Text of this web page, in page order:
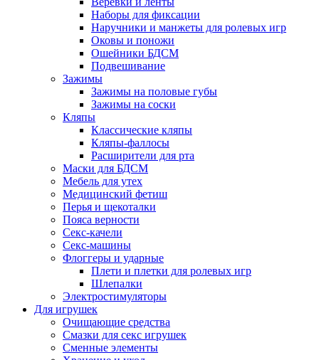
Наборы для фиксации
Наручники и манжеты для ролевых игр
Оковы и поножи
Ошейники БДСМ
Подвешивание
Зажимы
Зажимы на половые губы
Зажимы на соски
Кляпы
Классические кляпы
Кляпы-фаллосы
Расширители для рта
Маски для БДСМ
Мебель для утех
Медицинский фетиш
Перья и щекоталки
Пояса верности
Секс-качели
Секс-машины
Флоггеры и ударные
Плети и плетки для ролевых игр
Шлепалки
Электростимуляторы
Для игрушек
Очищающие средства
Смазки для секс игрушек
Сменные элементы